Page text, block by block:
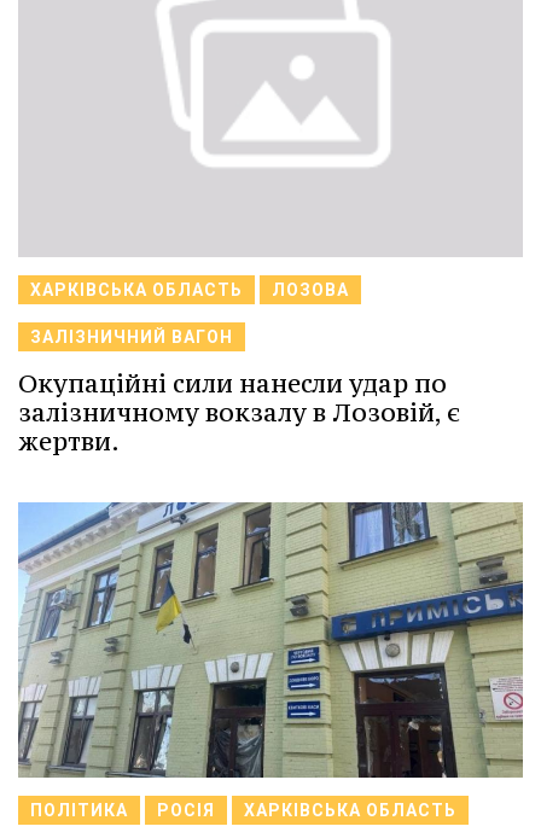
ХАРКІВСЬКА ОБЛАСТЬ ЛОЗОВА
ЗАЛІЗНИЧНИЙ ВАГОН
Окупаційні сили нанесли удар по
залізничному вокзалу в Лозовій, є
жертви.
ПОЛІТИКА РОСІЯ ХАРКІВСЬКА ОБЛАСТЬ